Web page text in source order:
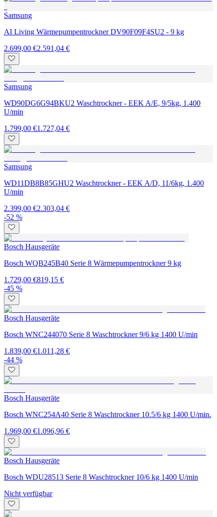
Samsung
AI Living Wärmepumpentrockner DV90F09F4SU2 - 9 kg
2.699,00 €2.591,04 €
Samsung
WD90DG6G94BKU2 Waschtrockner - EEK A/E, 9/5kg, 1.400
U/min
1.799,00 €1.727,04 €
Samsung
WD11DB8B85GHU2 Waschtrockner - EEK A/D, 11/6kg, 1.400
U/min
2.399,00 €2.303,04 €
-52 %
Bosch Hausgeräte
Bosch WQB245B40 Serie 8 Wärmepumpentrockner 9 kg
1.729,00 €819,15 €
-45 %
Bosch Hausgeräte
Bosch WNC244070 Serie 8 Waschtrockner 9/6 kg 1400 U/min
1.839,00 €1.011,28 €
-44 %
Bosch Hausgeräte
Bosch WNC254A40 Serie 8 Waschtrockner 10.5/6 kg 1400 U/min.
1.969,00 €1.096,96 €
Bosch Hausgeräte
Bosch WDU28513 Serie 8 Waschtrockner 10/6 kg 1400 U/min
Nicht verfügbar